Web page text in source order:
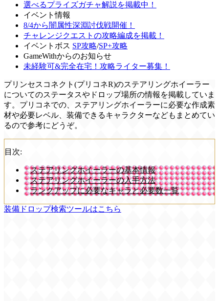
選べるプライズガチャ解説を掲載中！
イベント情報
8/4から闇属性深淵討伐戦開催！
チャレンジクエストの攻略編成を掲載！
イベントボス SP攻略/SP+攻略
GameWithからのお知らせ
未経験可&完全在宅！攻略ライター募集！
プリンセスコネクト(プリコネR)のステアリングホイーラー
についてのステータスやドロップ場所の情報を掲載していま
す。プリコネでの、ステアリングホイーラーに必要な作成素
材や必要レベル、装備できるキャラクターなどもまとめてい
るので参考にどうぞ。
目次:
ステアリングホイーラーの基本情報
ステアリングホイーラーの入手方法
ランクアップに必要なキャラと必要数一覧
装備ドロップ検索ツールはこちら